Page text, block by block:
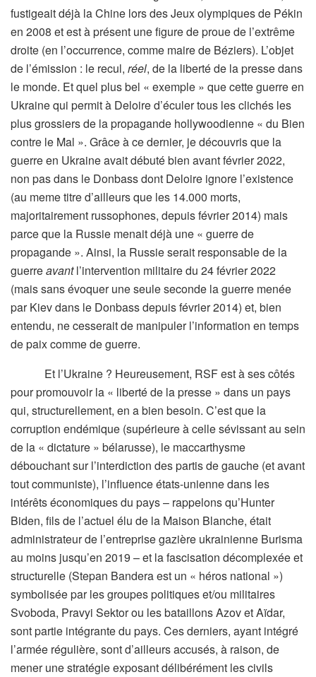
fustigeait déjà la Chine lors des Jeux olympiques de Pékin
en 2008 et est à présent une figure de proue de l’extrême
droite (en l’occurrence, comme maire de Béziers). L’objet
de l’émission : le recul, réel, de la liberté de la presse dans
le monde. Et quel plus bel « exemple » que cette guerre en
Ukraine qui permit à Deloire d’éculer tous les clichés les
plus grossiers de la propagande hollywoodienne « du Bien
contre le Mal ». Grâce à ce dernier, je découvris que la
guerre en Ukraine avait débuté bien avant février 2022,
non pas dans le Donbass dont Deloire ignore l’existence
(au meme titre d’ailleurs que les 14.000 morts,
majoritairement russophones, depuis février 2014) mais
parce que la Russie menait déjà une « guerre de
propagande ». Ainsi, la Russie serait responsable de la
guerreavantl’intervention militaire du 24 février 2022
(mais sans évoquer une seule seconde la guerre menée
par Kiev dans le Donbass depuis février 2014) et, bien
entendu, ne cesserait de manipuler l’information en temps
de paix comme de guerre.
Et l’Ukraine ? Heureusement, RSF est à ses côtés
pour promouvoir la « liberté de la presse » dans un pays
qui, structurellement, en a bien besoin. C’est que la
corruption endémique (supérieure à celle sévissant au sein
de la « dictature » bélarusse), le maccarthysme
débouchant sur l’interdiction des partis de gauche (et avant
tout communiste), l’influence états-unienne dans les
intérêts économiques du pays – rappelons qu’Hunter
Biden, fils de l’actuel élu de la Maison Blanche, était
administrateur de l’entreprise gazière ukrainienne Burisma
au moins jusqu’en 2019 – et la fascisation décomplexée et
structurelle (Stepan Bandera est un « héros national »)
symbolisée par les groupes politiques et/ou militaires
Svoboda, Pravyi Sektor ou les bataillons Azov et Aïdar,
sont partie intégrante du pays. Ces derniers, ayant intégré
l’armée régulière, sont d’ailleurs accusés, à raison, de
mener une stratégie exposant délibérément les civils